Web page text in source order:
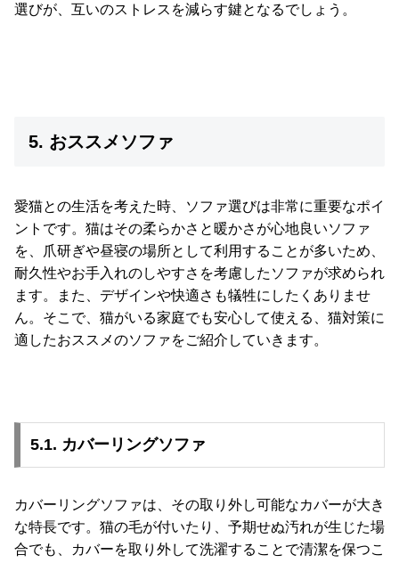
選びが、互いのストレスを減らす鍵となるでしょう。
5. おススメソファ
愛猫との生活を考えた時、ソファ選びは非常に重要なポイ
ントです。猫はその柔らかさと暖かさが心地良いソファ
を、爪研ぎや昼寝の場所として利用することが多いため、
耐久性やお手入れのしやすさを考慮したソファが求められ
ます。また、デザインや快適さも犠牲にしたくありませ
ん。そこで、猫がいる家庭でも安心して使える、猫対策に
適したおススメのソファをご紹介していきます。
5.1. カバーリングソファ
カバーリングソファは、その取り外し可能なカバーが大き
な特長です。猫の毛が付いたり、予期せぬ汚れが生じた場
合でも、カバーを取り外して洗濯することで清潔を保つこ